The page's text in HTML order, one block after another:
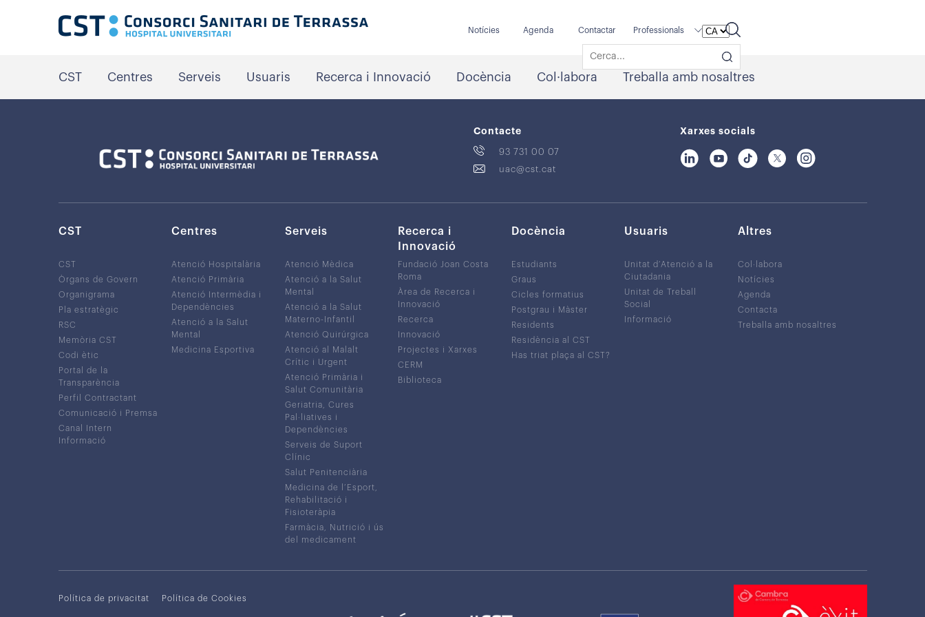
Notícies Agenda Contactar Professionals
CST Centres Serveis Usuaris Recerca i Innovació Docència Col·labora Treballa amb nosaltres
Contacte
93 731 00 07
uac@cst.cat
Xarxes socials
CST
CST
Òrgans de Govern
Organigrama
Pla estratègic
RSC
Memòria CST
Codi ètic
Portal de la
Transparència
Perfil Contractant
Comunicació i Premsa
Canal Intern
Informació
Centres
Atenció Hospitalària
Atenció Primària
Atenció Intermèdia i
Dependències
Atenció a la Salut
Mental
Medicina Esportiva
Serveis
Atenció Mèdica
Atenció a la Salut
Mental
Atenció a la Salut
Materno-Infantil
Atenció Quirúrgica
Atenció al Malalt
Crític i Urgent
Atenció Primària i
Salut Comunitària
Geriatria, Cures
Pal·liatives i
Dependències
Serveis de Suport
Clínic
Salut Penitenciària
Medicina de l’Esport,
Rehabilitació i
Fisioteràpia
Farmàcia, Nutrició i ús
del medicament
Recerca i
Innovació
Fundació Joan Costa
Roma
Àrea de Recerca i
Innovació
Recerca
Innovació
Projectes i Xarxes
CERM
Biblioteca
Docència
Estudiants
Graus
Cicles formatius
Postgrau i Màster
Residents
Residència al CST
Has triat plaça al CST?
Usuaris
Unitat d’Atenció a la
Ciutadania
Unitat de Treball
Social
Informació
Altres
Col·labora
Notícies
Agenda
Contacta
Treballa amb nosaltres
Política de privacitat Política de Cookies